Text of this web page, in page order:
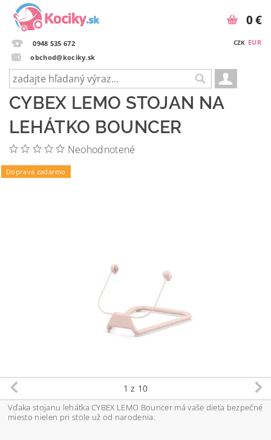
0948 535 672
obchod@kociky.sk
CZK EUR
0 €
CYBEX LEMO STOJAN NA
LEHÁTKO BOUNCER
Neohodnotené
Doprava zadarmo
1 z 10
Vďaka stojanu lehátka CYBEX LEMO Bouncer má vaše dieťa bezpečné
miesto nielen pri stole už od narodenia.